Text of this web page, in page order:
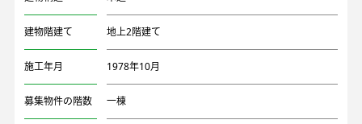
建物階建て 地上2階建て
施工年月 1978年10月
募集物件の階数 一棟